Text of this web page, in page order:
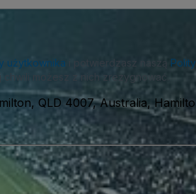
użytkownika i potwierdzasz naszą
możesz z nich zrezygnować.
QLD 4007, Australia,